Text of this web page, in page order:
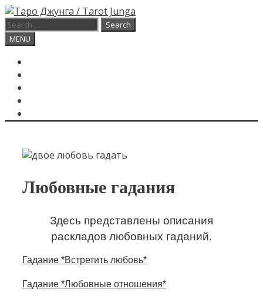
Skip
to
content
Search
for:
Search
MENU
Любовные гадания
Здесь представлены описания
раскладов любовных гаданий.
Гадание *Встретить любовь*
Гадание *Любовные отношения*